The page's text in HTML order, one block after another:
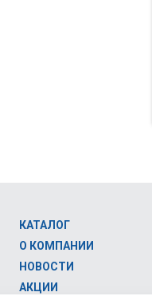
КАТАЛОГ
О КОМПАНИИ
НОВОСТИ
АКЦИИ